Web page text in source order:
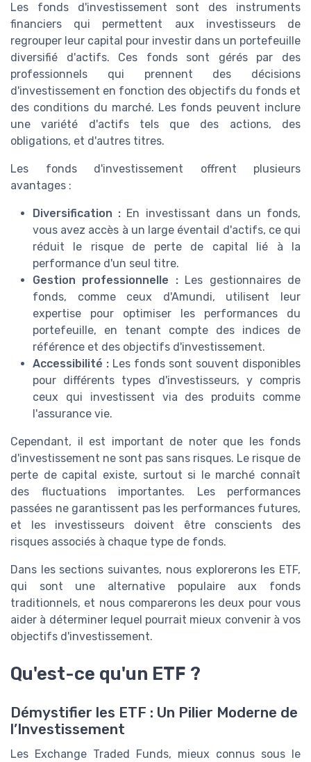
Les fonds d'investissement sont des instruments
financiers qui permettent aux investisseurs de
regrouper leur capital pour investir dans un portefeuille
diversifié d'actifs. Ces fonds sont gérés par des
professionnels qui prennent des décisions
d'investissement en fonction des objectifs du fonds et
des conditions du marché. Les fonds peuvent inclure
une variété d'actifs tels que des actions, des
obligations, et d'autres titres.
Les fonds d'investissement offrent plusieurs
avantages :
Diversification : En investissant dans un fonds,
vous avez accès à un large éventail d'actifs, ce qui
réduit le risque de perte de capital lié à la
performance d'un seul titre.
Gestion professionnelle :Les gestionnaires de
fonds, comme ceux d'Amundi, utilisent leur
expertise pour optimiser les performances du
portefeuille, en tenant compte des indices de
référence et des objectifs d'investissement.
Accessibilité : Les fonds sont souvent disponibles
pour différents types d'investisseurs, y compris
ceux qui investissent via des produits comme
l'assurance vie.
Cependant, il est important de noter que les fonds
d'investissement ne sont pas sans risques. Le risque de
perte de capital existe, surtout si le marché connaît
des fluctuations importantes. Les performances
passées ne garantissent pas les performances futures,
et les investisseurs doivent être conscients des
risques associés à chaque type de fonds.
Dans les sections suivantes, nous explorerons les ETF,
qui sont une alternative populaire aux fonds
traditionnels, et nous comparerons les deux pour vous
aider à déterminer lequel pourrait mieux convenir à vos
objectifs d'investissement.
Qu'est-ce qu'un ETF ?
Démystifier les ETF : Un Pilier Moderne de
l’Investissement
Les Exchange Traded Funds, mieux connus sous le